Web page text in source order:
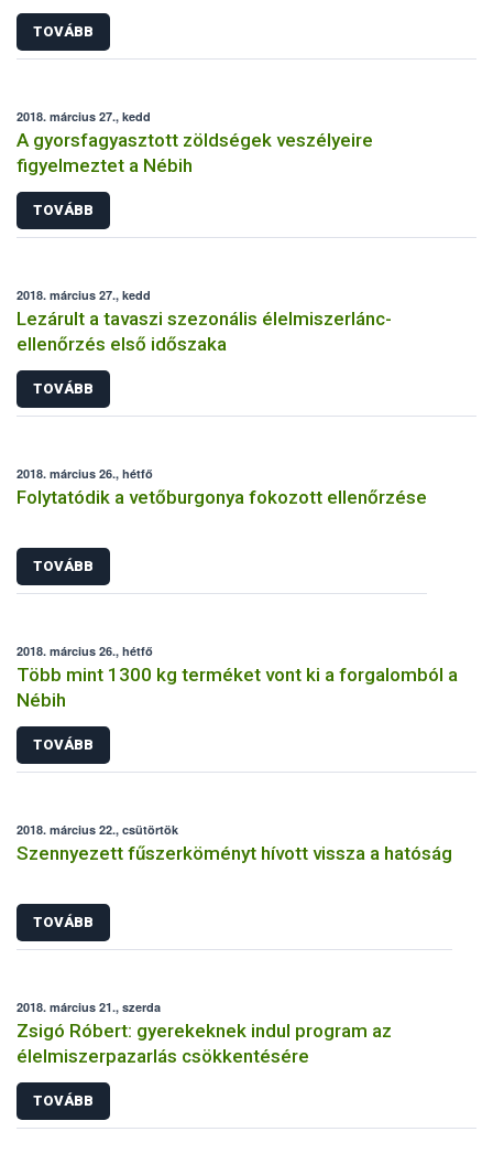
TOVÁBB
2018. március 27., kedd
A gyorsfagyasztott zöldségek veszélyeire
figyelmeztet a Nébih
TOVÁBB
2018. március 27., kedd
Lezárult a tavaszi szezonális élelmiszerlánc-
ellenőrzés első időszaka
TOVÁBB
2018. március 26., hétfő
Folytatódik a vetőburgonya fokozott ellenőrzése
TOVÁBB
2018. március 26., hétfő
Több mint 1300 kg terméket vont ki a forgalomból a
Nébih
TOVÁBB
2018. március 22., csütörtök
Szennyezett fűszerköményt hívott vissza a hatóság
TOVÁBB
2018. március 21., szerda
Zsigó Róbert: gyerekeknek indul program az
élelmiszerpazarlás csökkentésére
TOVÁBB